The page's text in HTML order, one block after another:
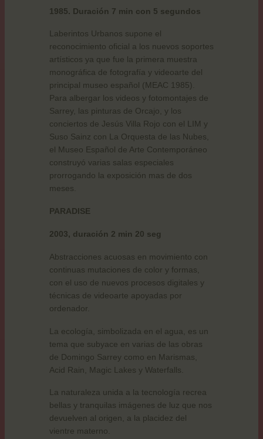
1985. Duración 7 min con 5 segundos
Laberintos Urbanos supone el
reconocimiento oficial a los nuevos soportes
artísticos ya que fue la primera muestra
monográfica de fotografía y videoarte del
principal museo español (MEAC 1985).
Para albergar los videos y fotomontajes de
Sarrey, las pinturas de Orcajo, y los
conciertos de Jesús Villa Rojo con el LIM y
Suso Sainz con La Orquesta de las Nubes,
el Museo Español de Arte Contemporáneo
construyó varias salas especiales
prorrogando la exposición mas de dos
meses.
PARADISE
2003, duración 2 min 20 seg
Abstracciones acuosas en movimiento con
continuas mutaciones de color y formas,
con el uso de nuevos procesos digitales y
técnicas de videoarte apoyadas por
ordenador.
La ecología, simbolizada en el agua, es un
tema que subyace en varias de las obras
de Domingo Sarrey como en Marismas,
Acid Rain, Magic Lakes y Waterfalls.
La naturaleza unida a la tecnología recrea
bellas y tranquilas imágenes de luz que nos
devuelven al origen, a la placidez del
vientre materno.